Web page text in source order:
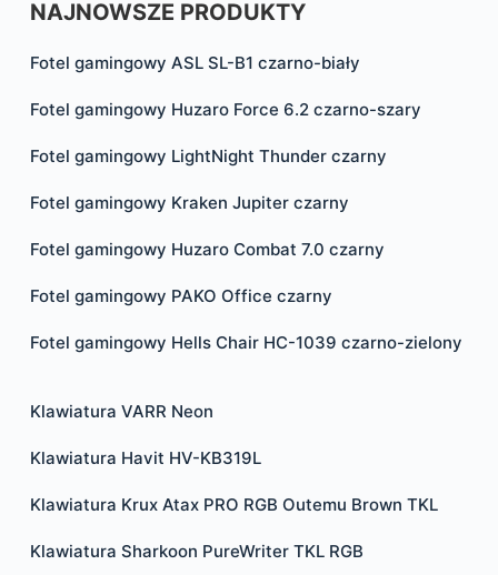
NAJNOWSZE PRODUKTY
Fotel gamingowy ASL SL-B1 czarno-biały
Fotel gamingowy Huzaro Force 6.2 czarno-szary
Fotel gamingowy LightNight Thunder czarny
Fotel gamingowy Kraken Jupiter czarny
Fotel gamingowy Huzaro Combat 7.0 czarny
Fotel gamingowy PAKO Office czarny
Fotel gamingowy Hells Chair HC-1039 czarno-zielony
Klawiatura VARR Neon
Klawiatura Havit HV-KB319L
Klawiatura Krux Atax PRO RGB Outemu Brown TKL
Klawiatura Sharkoon PureWriter TKL RGB